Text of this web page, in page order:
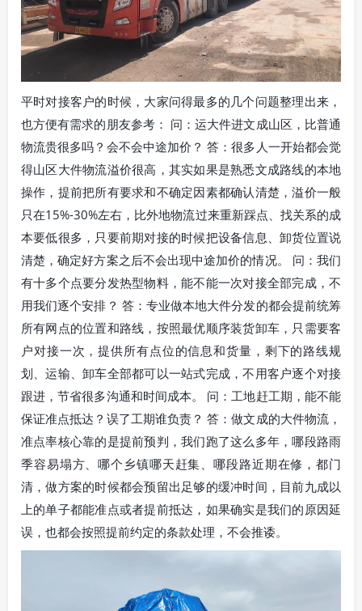
平时对接客户的时候，大家问得最多的几个问题整理出来，
也方便有需求的朋友参考： 问：运大件进文成山区，比普通
物流贵很多吗？会不会中途加价？ 答：很多人一开始都会觉
得山区大件物流溢价很高，其实如果是熟悉文成路线的本地
操作，提前把所有要求和不确定因素都确认清楚，溢价一般
只在15%-30%左右，比外地物流过来重新踩点、找关系的成
本要低很多，只要前期对接的时候把设备信息、卸货位置说
清楚，确定好方案之后不会出现中途加价的情况。 问：我们
有十多个点要分发热型物料，能不能一次对接全部完成，不
用我们逐个安排？ 答：专业做本地大件分发的都会提前统筹
所有网点的位置和路线，按照最优顺序装货卸车，只需要客
户对接一次，提供所有点位的信息和货量，剩下的路线规
划、运输、卸车全部都可以一站式完成，不用客户逐个对接
跟进，节省很多沟通和时间成本。 问：工地赶工期，能不能
保证准点抵达？误了工期谁负责？ 答：做文成的大件物流，
准点率核心靠的是提前预判，我们跑了这么多年，哪段路雨
季容易塌方、哪个乡镇哪天赶集、哪段路近期在修，都门
清，做方案的时候都会预留出足够的缓冲时间，目前九成以
上的单子都能准点或者提前抵达，如果确实是我们的原因延
误，也都会按照提前约定的条款处理，不会推诿。